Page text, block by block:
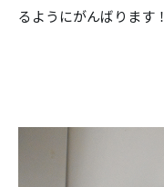
るようにがんばります！